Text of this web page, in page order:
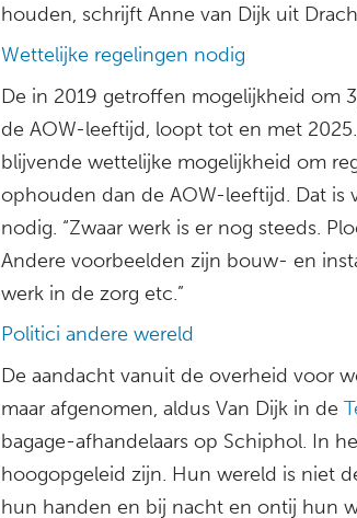
houden, schrijft Anne van Dijk uit
Wettelijke regelingen nodig
De in 2019 getroffen mogelijkheid om
de AOW-leeftijd, loopt tot en met
blijvende wettelijke mogelijkheid om
ophouden dan de AOW-leeftijd. Dat is
nodig. “Zwaar werk is er nog steeds.
Andere voorbeelden zijn bouw- en
werk in de zorg etc.”
Politici andere wereld
De aandacht vanuit de overheid voor
maar afgenomen, aldus Van Dijk in de
bagage-afhandelaars op Schiphol. In
hoogopgeleid zijn. Hun wereld is niet
hun handen en bij nacht en ontij hun